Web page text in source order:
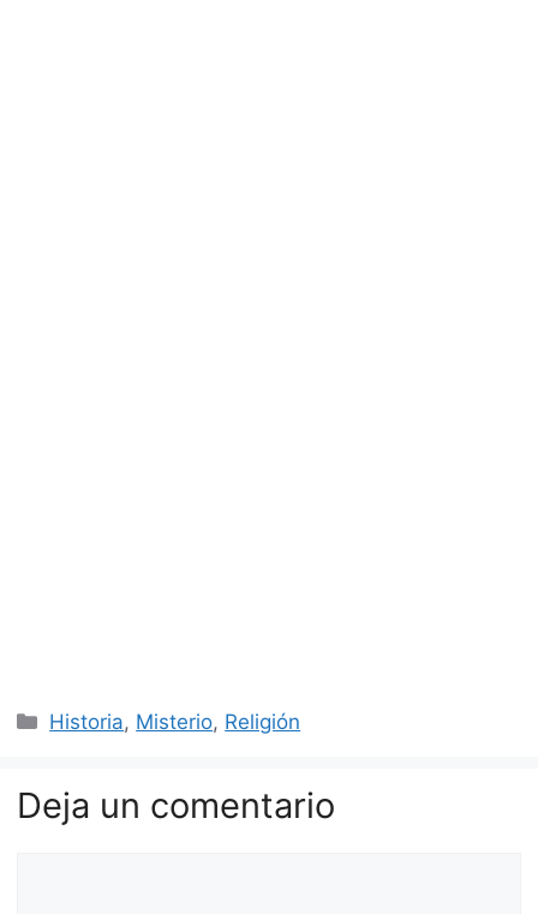
Categorías
Historia, Misterio, Religión
Deja un comentario